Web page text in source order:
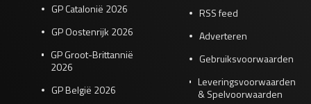
GP Catalonië 2026
GP Oostenrijk 2026
GP Groot-Brittannië
2026
GP België 2026
RSS feed
Adverteren
Gebruiksvoorwaarden
Leveringsvoorwaarden
& Spelvoorwaarden